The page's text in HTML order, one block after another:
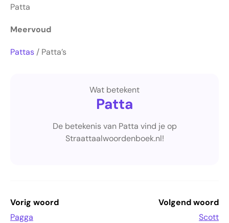
Patta
Meervoud
Pattas / Patta’s
Wat betekent
Patta
De betekenis van Patta vind je op
Straattaalwoordenboek.nl!
Vorig woord
Pagga
Volgend woord
Scott